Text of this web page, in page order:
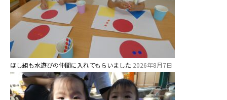
ほし組も水遊びの仲間に入れてもらいました 2026年8月7日
美⽊多チコス
美⽊多チコスについて
美⽊多チコスブログ
未就園児クラス